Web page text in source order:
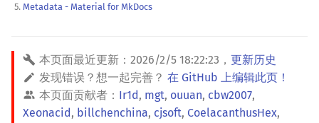
Metadata - Material for MkDocs
本页面最近更新： 2026/2/5 18:22:23 ， 更新历史
发现错误？想一起完善？ 在 GitHub 上编辑此页！
本页面贡献者： Ir1d , mgt, ouuan, cbw2007,
Xeonacid , billchenchina, cjsoft, CoelacanthusHex,